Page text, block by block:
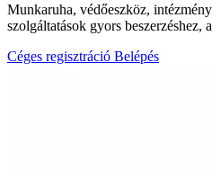
Munkaruha, védőeszköz,
szolgáltatások gyors beszerzéshez,
Céges regisztráció Belépés